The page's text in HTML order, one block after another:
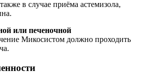
в случае приёма астемизола,
или печеночной
Микосистом должно проходить